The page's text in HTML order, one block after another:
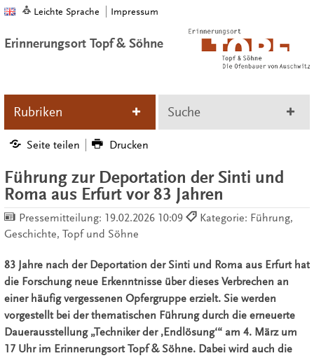
Leichte Sprache Impressum
Erinnerungsort Topf & Söhne
Rubriken Suche
Seite teilen Drucken
Führung zur Deportation der Sinti und
Roma aus Erfurt vor 83 Jahren
Pressemitteilung: 19.02.2026 10:09
Kategorie: Führung,
Geschichte, Topf und Söhne
83 Jahre nach der Deportation der Sinti und Roma aus Erfurt hat
die Forschung neue Erkenntnisse über dieses Verbrechen an
einer häufig vergessenen Opfergruppe erzielt. Sie werden
vorgestellt bei der thematischen Führung durch die erneuerte
Dauerausstellung „Techniker der ‚Endlösung‘“ am 4. März um
17 Uhr im Erinnerungsort Topf & Söhne. Dabei wird auch die